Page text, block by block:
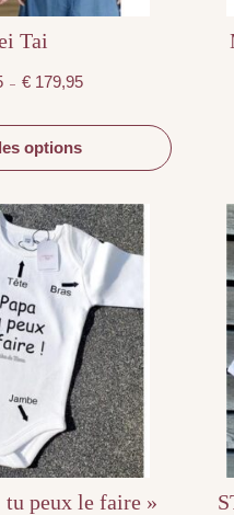
Tai
– € 179,95de
à
options
peux le faire »
Ce
produit
a
plusieurs
variations.
options
peuvent
être
choisies
page
du
produit